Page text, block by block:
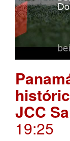
JCC
19:25